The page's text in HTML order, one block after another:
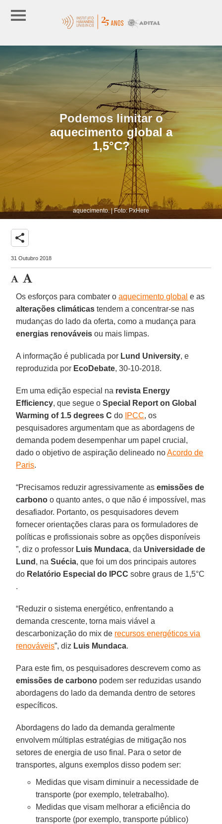
Podemos limitar o
aquecimento global a
1,5°C?
aquecimento. | Foto: PxHere
share
31 Outubro 2018
Os esforços para combater oaquecimento global e as
alterações climáticas tendem a concentrar-se nas
mudanças do lado da oferta, como a mudança para
energias renováveis ou mais limpas.
A informação é publicada por Lund University, e
reproduzida por EcoDebate, 30-10-2018.
Em uma edição especial na revista Energy
Efficiency, que segue oSpecial Report on Global
Warming of 1.5 degrees C do IPCC, os
pesquisadores argumentam que as abordagens de
demanda podem desempenhar um papel crucial,
dado o objetivo de aspiração delineado noAcordo de
Paris.
“Precisamos reduzir agressivamente asemissões de
carbono o quanto antes, o que não é impossível, mas
desafiador. Portanto, os pesquisadores devem
fornecer orientações claras para os formuladores de
políticas e profissionais sobre as opções disponíveis
”, diz o professor Luis Mundaca, da Universidade de
Lund , naSuécia, que foi um dos principais autores
do Relatório Especial do IPCC sobre graus de 1,5°C
.
“Reduzir o sistema energético, enfrentando a
demanda crescente, torna mais viável a
descarbonização do mix de recursos energéticos via
renováveis”, diz Luis Mundaca.
Para este fim, os pesquisadores descrevem como as
emissões de carbono podem ser reduzidas usando
abordagens do lado da demanda dentro de setores
específicos.
Abordagens do lado da demanda geralmente
envolvem múltiplas estratégias de mitigação nos
setores de energia de uso final. Para o setor de
transportes, alguns exemplos disso podem ser:
Medidas que visam diminuir a necessidade de
transporte (por exemplo, teletrabalho).
Medidas que visam melhorar a eficiência do
transporte (por exemplo, transporte público)